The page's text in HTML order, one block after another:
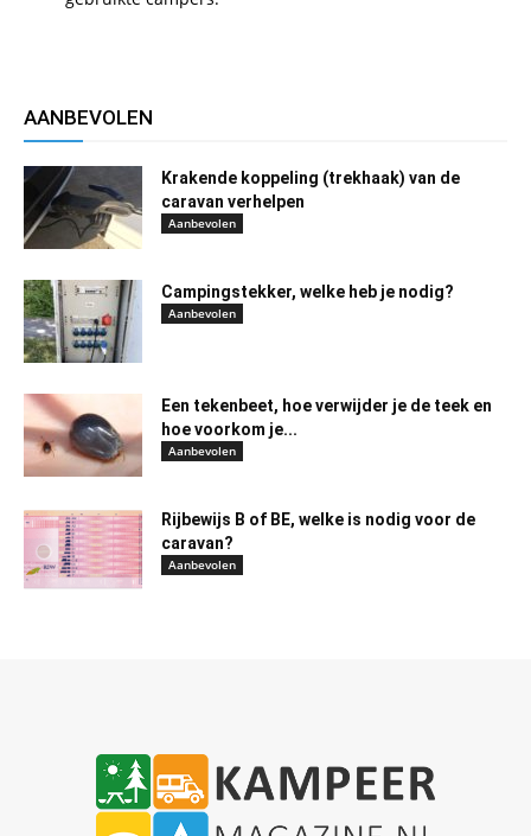
AANBEVOLEN
Krakende koppeling (trekhaak) van de
caravan verhelpen
Aanbevolen
Campingstekker, welke heb je nodig?
Aanbevolen
Een tekenbeet, hoe verwijder je de teek en
hoe voorkom je...
Aanbevolen
Rijbewijs B of BE, welke is nodig voor de
caravan?
Aanbevolen